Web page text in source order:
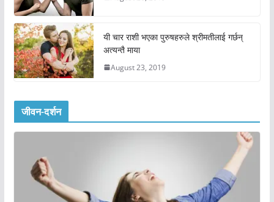
यी चार राशी भएका पुरुषहरुले श्रीमतीलाई गर्छन्
अत्यन्तै माया
August 23, 2019
जीवन-दर्शन